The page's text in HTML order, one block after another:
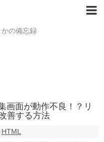
の備忘録
画面が動作不良！？リ
善する方法
HTML